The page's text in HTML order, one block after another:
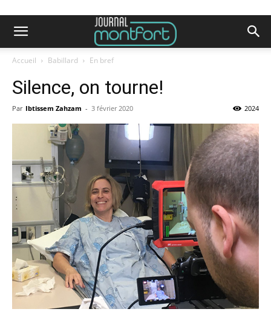
Accueil Babillard En bref
Silence, on tourne!
Par Ibtissem Zahzam - 3 février 2020 2024